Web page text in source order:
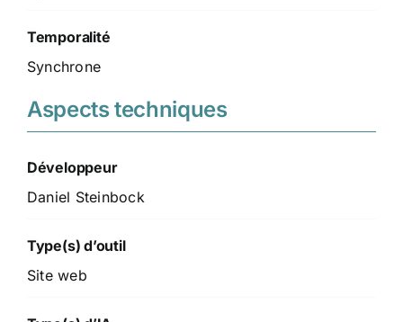
Temporalité
Synchrone
Aspects techniques
Développeur
Daniel Steinbock
Type(s) d’outil
Site web